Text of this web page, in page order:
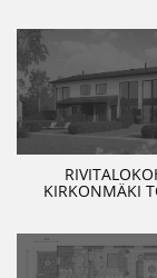
KIRKONMÄKI